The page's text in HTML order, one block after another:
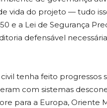
vida do projeto — tudo
e a Lei de Segurança
defensável
tenha feito progressos
com sistemas
para a Europa, Oriente